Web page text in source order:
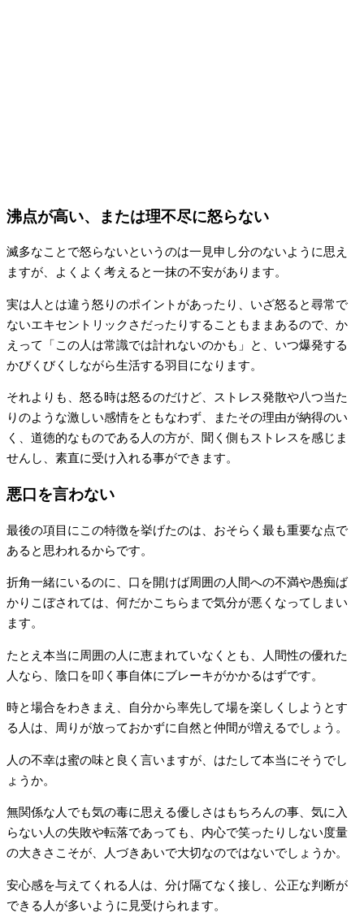
沸点が高い、または理不尽に怒らない
滅多なことで怒らないというのは一見申し分のないように思え
ますが、よくよく考えると一抹の不安があります。
実は人とは違う怒りのポイントがあったり、いざ怒ると尋常で
ないエキセントリックさだったりすることもままあるので、か
えって「この人は常識では計れないのかも」と、いつ爆発する
かびくびくしながら生活する羽目になります。
それよりも、怒る時は怒るのだけど、ストレス発散や八つ当た
りのような激しい感情をともなわず、またその理由が納得のい
く、道徳的なものである人の方が、聞く側もストレスを感じま
せんし、素直に受け入れる事ができます。
悪口を言わない
最後の項目にこの特徴を挙げたのは、おそらく最も重要な点で
あると思われるからです。
折角一緒にいるのに、口を開けば周囲の人間への不満や愚痴ば
かりこぼされては、何だかこちらまで気分が悪くなってしまい
ます。
たとえ本当に周囲の人に恵まれていなくとも、人間性の優れた
人なら、陰口を叩く事自体にブレーキがかかるはずです。
時と場合をわきまえ、自分から率先して場を楽しくしようとす
る人は、周りが放っておかずに自然と仲間が増えるでしょう。
人の不幸は蜜の味と良く言いますが、はたして本当にそうでし
ょうか。
無関係な人でも気の毒に思える優しさはもちろんの事、気に入
らない人の失敗や転落であっても、内心で笑ったりしない度量
の大きさこそが、人づきあいで大切なのではないでしょうか。
安心感を与えてくれる人は、分け隔てなく接し、公正な判断が
できる人が多いように見受けられます。